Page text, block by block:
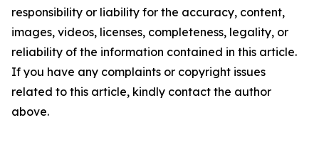
responsibility or liability for the accuracy, content,
images, videos, licenses, completeness, legality, or
reliability of the information contained in this article.
If you have any complaints or copyright issues
related to this article, kindly contact the author
above.